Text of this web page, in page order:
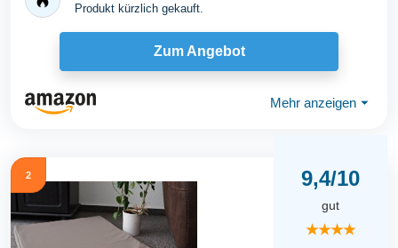
Produkt kürzlich gekauft.
Zum Angebot
Mehr anzeigen ⏷
2 9,4/10
gut
★★★★